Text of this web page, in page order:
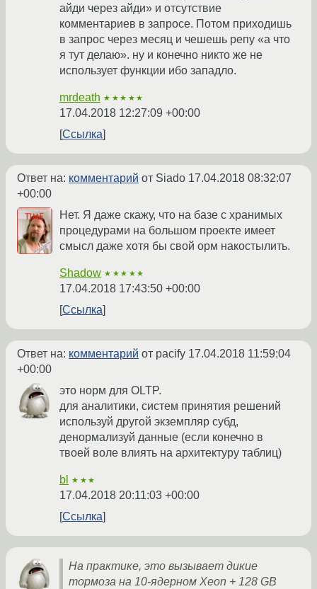
айди через айди» и отсутствие
комментариев в запросе. Потом приходишь
в запрос через месяц и чешешь репу «а что
я тут делаю». ну и конечно никто же не
использует функции ибо западло.
mrdeath ★★★★★
17.04.2018 12:27:09 +00:00
Ссылка
Ответ на: комментарий от Siado 17.04.2018 08:32:07
+00:00
Нет. Я даже скажу, что на базе с хранимых
процедурами на большом проекте имеет
смысл даже хотя бы свой орм накостылить.
Shadow ★★★★★
17.04.2018 17:43:50 +00:00
Ссылка
Ответ на: комментарий от pacify 17.04.2018 11:59:04
+00:00
это норм для OLTP.
для аналитики, систем принятия решений
используй другой экземпляр субд,
денормализуй данные (если конечно в
твоей воле влиять на архитектуру таблиц)
bl ★★★
17.04.2018 20:11:03 +00:00
Ссылка
На практике, это вызывает дикие
тормоза на 10-ядерном Xeon + 128 GB